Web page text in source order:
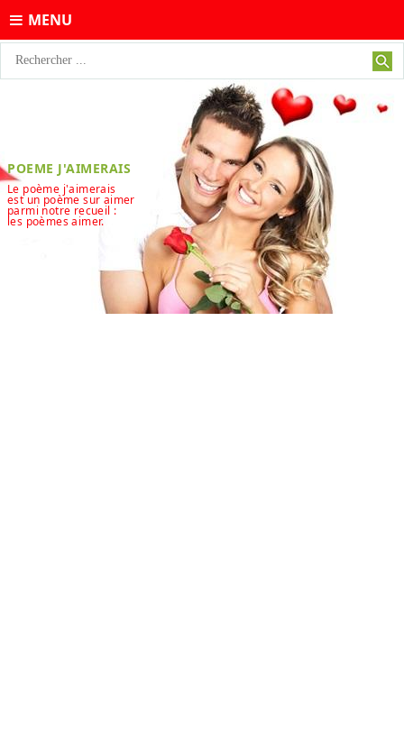
MENU
POEME J'AIMERAIS
Le poème j'aimerais
est un poème sur aimer
parmi notre recueil :
les poèmes aimer.